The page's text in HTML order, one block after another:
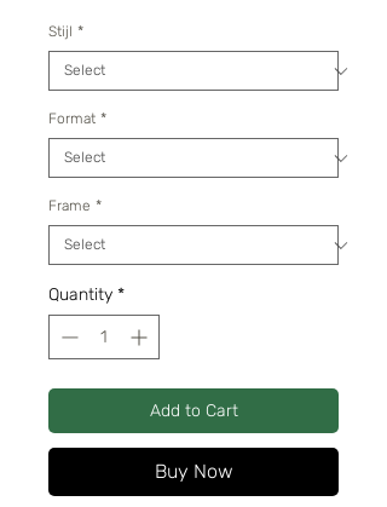
Stijl *
Format *
Frame *
Quantity *
Add to Cart
Buy Now